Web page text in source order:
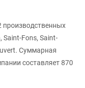
производственных
Fons, Saint-
Суммарная
составляет 870